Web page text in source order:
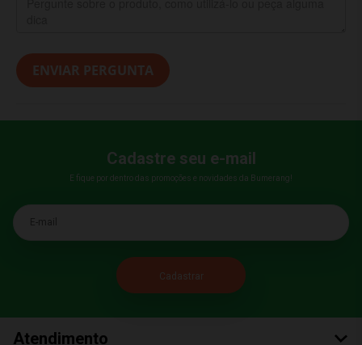
ENVIAR PERGUNTA
Cadastre seu e-mail
E fique por dentro das promoções e novidades da Bumerang!
E-mail
Atendimento